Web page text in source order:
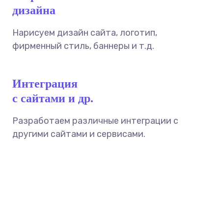
дизайна
Нарисуем дизайн сайта, логотип,
фирменный стиль, баннеры и т.д.
Интеграция
с сайтами и др.
Разработаем различные интеграции с
другими сайтами и сервисами.